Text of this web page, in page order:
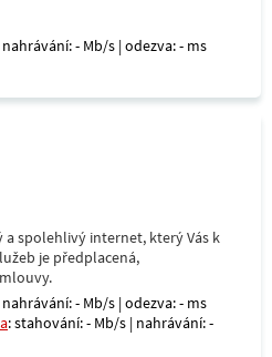
- Mb/s | odezva: - ms
spolehlivý internet, který Vás k
je předplacená,
- Mb/s | odezva: - ms
: stahování: - Mb/s | nahrávání: -